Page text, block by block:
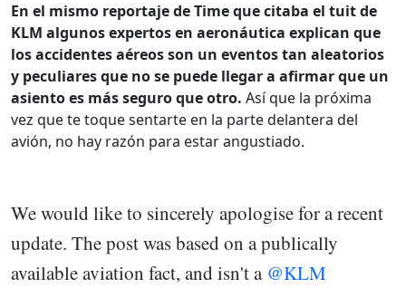
En el mismo reportaje de Time que citaba el tuit de
KLM algunos expertos en aeronáutica explican que
los accidentes aéreos son un eventos tan aleatorios
y peculiares que no se puede llegar a afirmar que un
asiento es más seguro que otro. Así que la próxima
vez que te toque sentarte en la parte delantera del
avión, no hay razón para estar angustiado.
We would like to sincerely apologise for a recent
update. The post was based on a publically
available aviation fact, and isn't a @KLM